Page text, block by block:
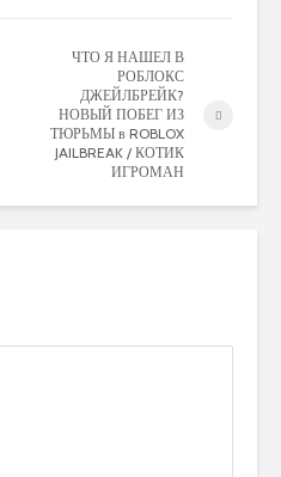
ЧТО Я НАШЕЛ В
РОБЛОКС
ДЖЕЙЛБРЕЙК?
НОВЫЙ ПОБЕГ ИЗ
ТЮРЬМЫ в ROBLOX
JAILBREAK / КОТИК
ИГРОМАН